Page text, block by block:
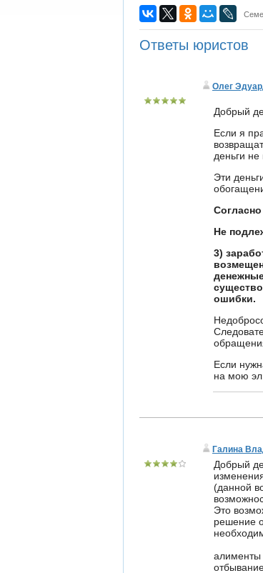
Ответы юристов
Олег
Добрый
Если я
деньги не
Эти
Не
3)
ошибки.
Если
на мою
Галина
Добрый
(данной
Это
решение
алименты